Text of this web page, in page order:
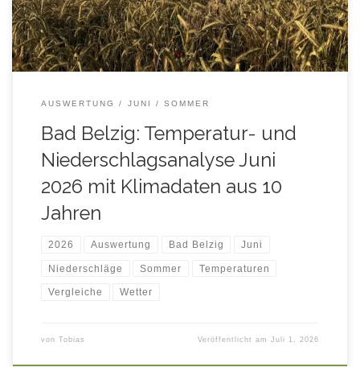
Anzeige von Tageswerten, fahren Sie mit der Maus in den […]
AUSWERTUNG JUNI SOMMER
Bad Belzig: Temperatur- und
Niederschlagsanalyse Juni
2026 mit Klimadaten aus 10
Jahren
2026 Auswertung Bad Belzig Juni
Niederschläge Sommer Temperaturen
Vergleiche Wetter
von Tobias Veröffentlicht amJuli 1, 2026